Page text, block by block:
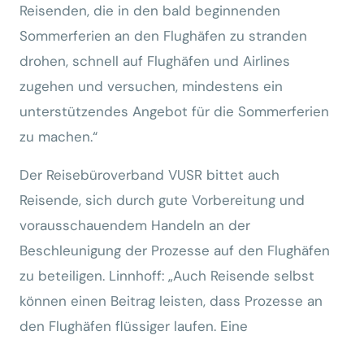
Reisenden, die in den bald beginnenden
Sommerferien an den Flughäfen zu stranden
drohen, schnell auf Flughäfen und Airlines
zugehen und versuchen, mindestens ein
unterstützendes Angebot für die Sommerferien
zu machen.“
Der Reisebüroverband VUSR bittet auch
Reisende, sich durch gute Vorbereitung und
vorausschauendem Handeln an der
Beschleunigung der Prozesse auf den Flughäfen
zu beteiligen. Linnhoff: „Auch Reisende selbst
können einen Beitrag leisten, dass Prozesse an
den Flughäfen flüssiger laufen. Eine